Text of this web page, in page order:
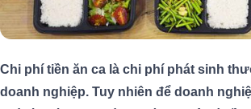
Chi phí tiền ăn ca là chi phí phát sinh
doanh nghiệp. Tuy nhiên để doanh